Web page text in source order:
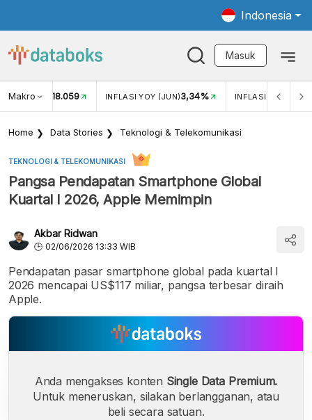
Indonesia
Masuk
Makro
USD/IDR 18.059 INFLASI YOY (JUN)3,34% INFLASI MOM
Home Data Stories Teknologi & Telekomunikasi
TEKNOLOGI & TELEKOMUNIKASI
Pangsa Pendapatan Smartphone Global
Kuartal I 2026, Apple Memimpin
Akbar Ridwan
02/06/2026 13:33 WIB
Pendapatan pasar smartphone global pada kuartal I
2026 mencapai US$117 miliar, pangsa terbesar diraih
Apple.
Anda mengakses konten Single Data Premium.
Untuk meneruskan, silakan berlangganan, atau
beli secara satuan.